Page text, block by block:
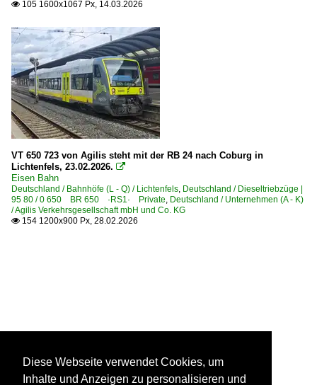
 105 1600x1067 Px, 14.03.2026
VT 650 723 von Agilis steht mit der RB 24 nach Coburg in
Lichtenfels, 23.02.2026. 
Eisen Bahn
Deutschland / Bahnhöfe (L - Q) / Lichtenfels Deutschland / Dieseltriebzüge |
95 80 / 0 650 BR 650 ·RS1· Private Deutschland / Unternehmen (A - K)
/ Agilis Verkehrsgesellschaft mbH und Co. KG
 154 1200x900 Px, 28.02.2026
Diese Webseite verwendet Cookies, um
Inhalte und Anzeigen zu personalisieren und